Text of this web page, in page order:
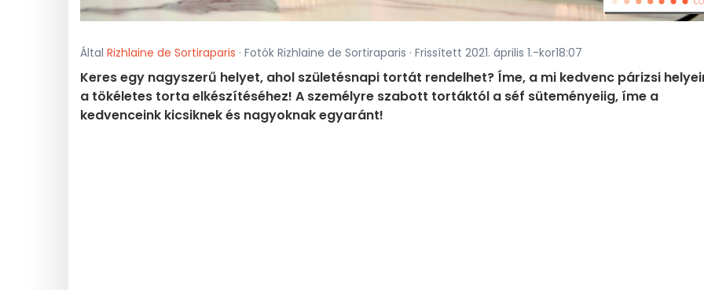
Által Rizhlaine de Sortiraparis · Fotók Rizhlaine de Sortiraparis · Frissített 2021. április 1.-kor18:07
Keres egy nagyszerű helyet, ahol születésnapi tortát rendelhet? Íme, a mi kedvenc párizsi
a tökéletes torta elkészítéséhez! A személyre szabott tortáktól a séf süteményeiig, íme a
kedvenceink kicsiknek és nagyoknak egyaránt!